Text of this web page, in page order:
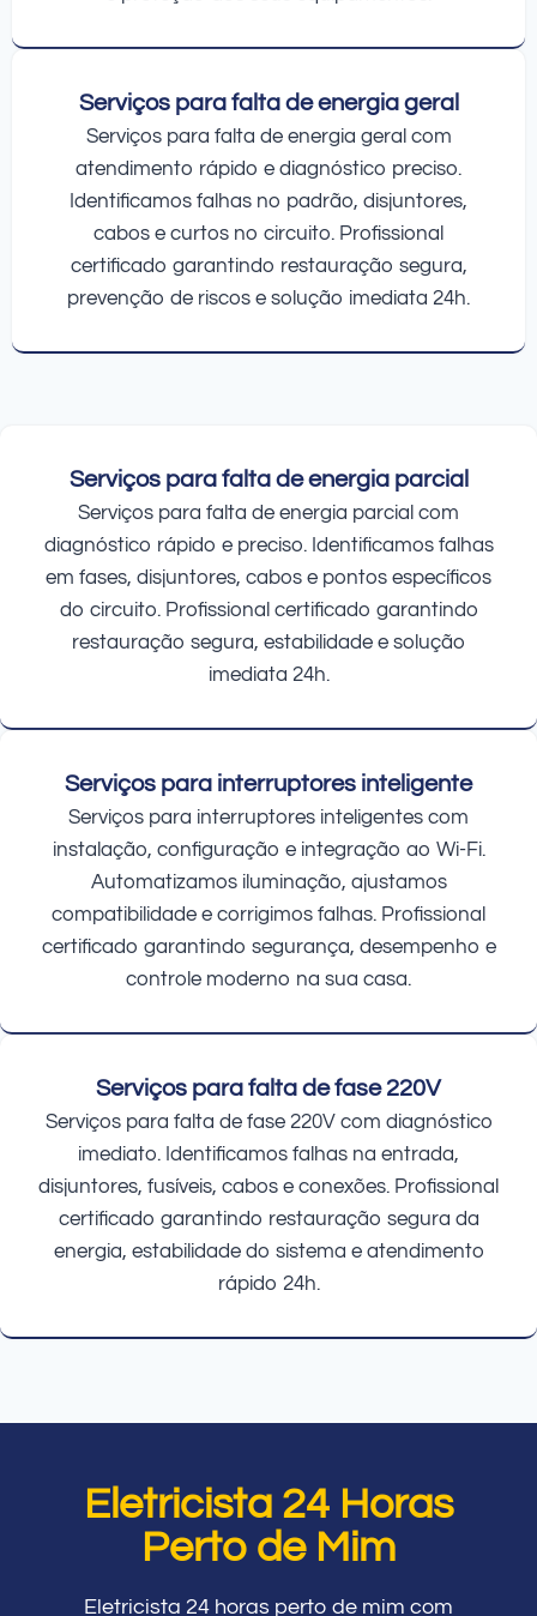
Serviços para falta de energia geral
Serviços para falta de energia geral com
atendimento rápido e diagnóstico preciso.
Identificamos falhas no padrão, disjuntores,
cabos e curtos no circuito. Profissional
certificado garantindo restauração segura,
prevenção de riscos e solução imediata 24h.
Serviços para falta de energia parcial
Serviços para falta de energia parcial com
diagnóstico rápido e preciso. Identificamos falhas
em fases, disjuntores, cabos e pontos específicos
do circuito. Profissional certificado garantindo
restauração segura, estabilidade e solução
imediata 24h.
Serviços para interruptores inteligente
Serviços para interruptores inteligentes com
instalação, configuração e integração ao Wi-Fi.
Automatizamos iluminação, ajustamos
compatibilidade e corrigimos falhas. Profissional
certificado garantindo segurança, desempenho e
controle moderno na sua casa.
Serviços para falta de fase 220V
Serviços para falta de fase 220V com diagnóstico
imediato. Identificamos falhas na entrada,
disjuntores, fusíveis, cabos e conexões. Profissional
certificado garantindo restauração segura da
energia, estabilidade do sistema e atendimento
rápido 24h.
Eletricista 24 Horas
Perto de Mim
Eletricista 24 horas perto de mim com